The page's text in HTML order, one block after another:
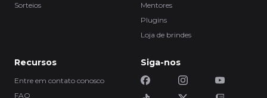
Sorteios
Mentores
Plugins
Loja de brindes
Recursos
Entre em contato conosco
FAQ
Siga-nos